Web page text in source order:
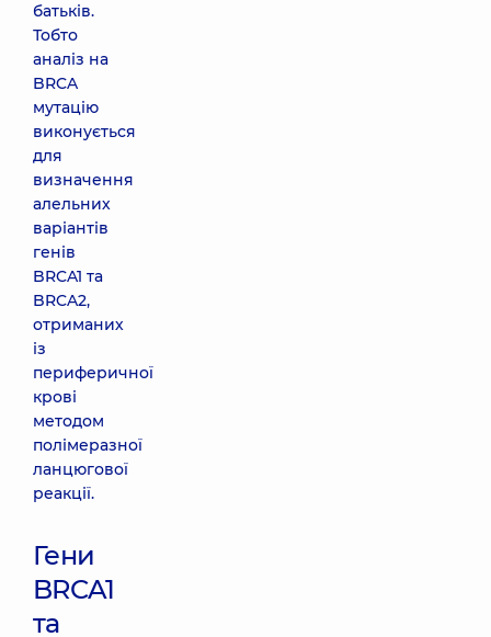
батьків.
Тобто
аналіз на
BRCA
мутацію
виконується
для
визначення
алельних
варіантів
генів
BRCA1 та
BRCA2,
отриманих
із
периферичної
крові
методом
полімеразної
ланцюгової
реакції.
Гени
BRCA1
та